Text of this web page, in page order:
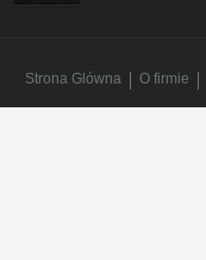
Strona Glówna O firmie